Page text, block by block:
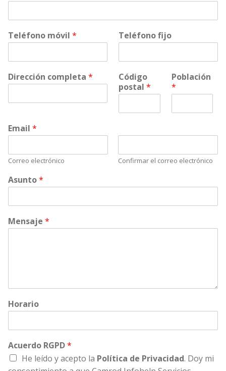
Teléfono móvil * Teléfono fijo
Dirección completa *
Código
postal *
Población
*
Email *
Correo electrónico Confirmar el correo electrónico
A
s
n
o
e
a
i
l
Asunto*
Mensaje *
Horario
Acuerdo RGPD*
He leído y acepto la Polí­tica de Privacidad. Doy mi